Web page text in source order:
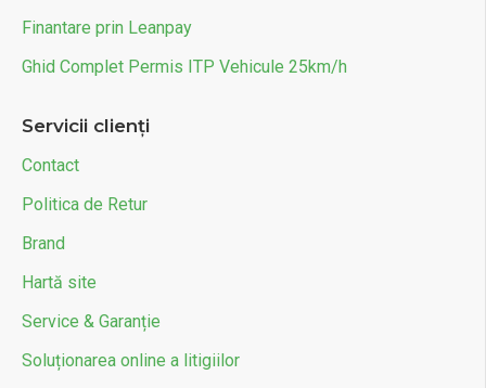
Finantare prin Leanpay
Ghid Complet Permis ITP Vehicule 25km/h
Servicii clienți
Contact
Politica de Retur
Brand
Hartă site
Service & Garanție
Soluționarea online a litigiilor